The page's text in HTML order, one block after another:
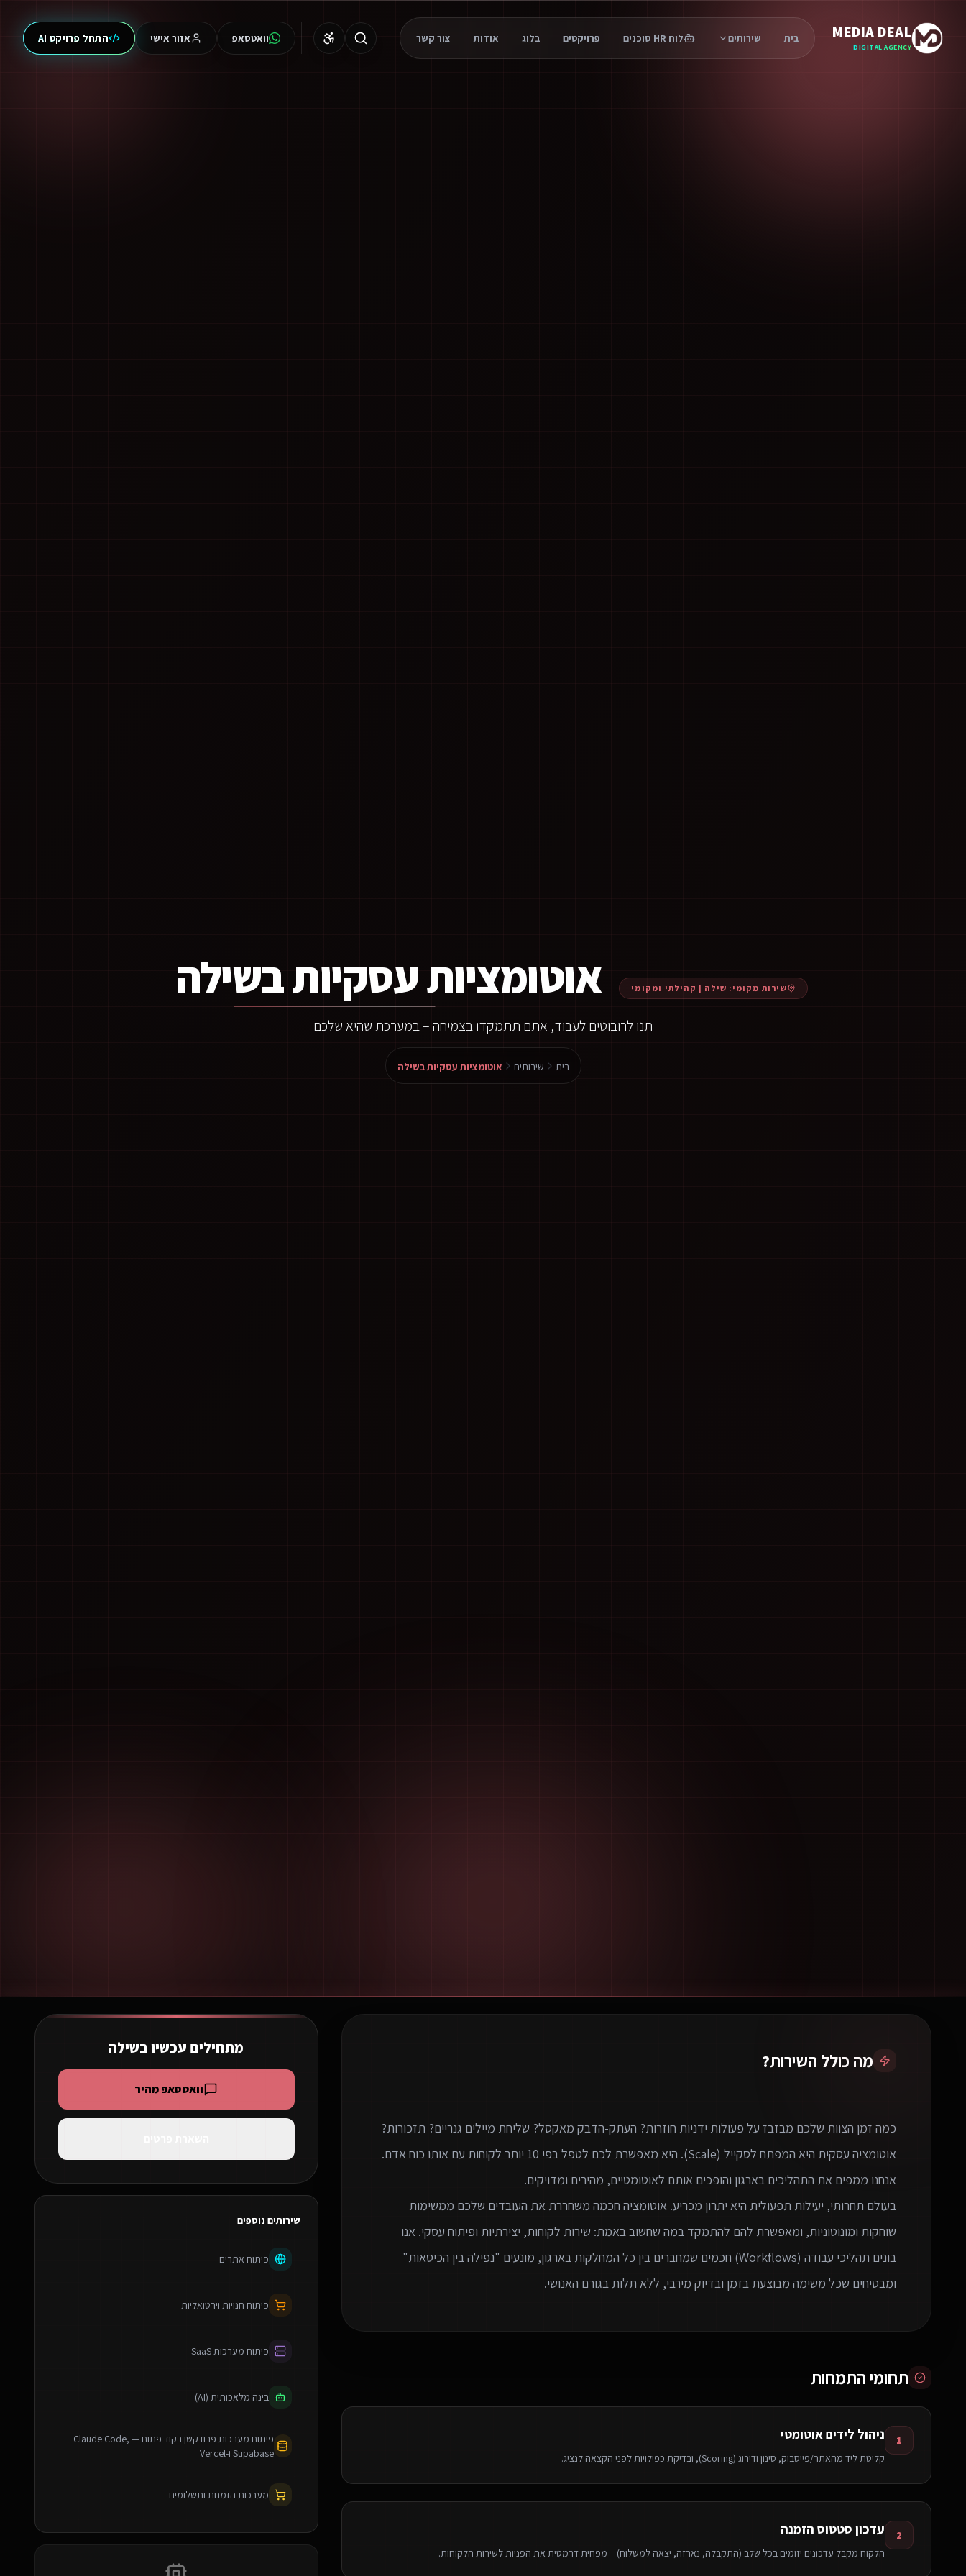
MEDIA DEAL
DIGITAL AGENCY
בית שירותים לוח HR סוכנים פרויקטים בלוג אודות צור קשר וואטסאפ אזור אישי התחל פרויקט AI
שירות מקומי: שילה | קהילתי ומקומי אוטומציות עסקיות בשילה
תנו לרובוטים לעבוד, אתם תתמקדו בצמיחה – במערכת שהיא שלכם
בית שירותים אוטומציות עסקיות בשילה
מה כולל השירות?
בעולם תחרותי, יעילות תפעולית היא יתרון מכריע. אוטומציה חכמה משחררת את העובדים שלכם ממשימות
שוחקות ומונוטוניות, ומאפשרת להם להתמקד במה שחשוב באמת: שירות לקוחות, יצירתיות ופיתוח עסקי. אנו
בונים תהליכי עבודה (Workflows) חכמים שמחברים בין כל המחלקות בארגון, מונעים "נפילה בין הכיסאות"
ומבטיחים שכל משימה מבוצעת בזמן ובדיוק מירבי, ללא תלות בגורם האנושי.
תחומי התמחות
1 ניהול לידים אוטומטי
קליטת ליד מהאתר/פייסבוק, סינון ודירוג (Scoring), ובדיקת כפילויות לפני הקצאה לנציג.
2 עדכון סטטוס הזמנה
הלקוח מקבל עדכונים יזומים בכל שלב (התקבלה, נארזה, יצאה למשלוח) – מפחית דרמטית את הפניות לשירות הלקוחות.
מתחילים עכשיו בשילה
וואטסאפ מהיר
שירותים נוספים
פיתוח אתרים
פיתוח חנויות וירטואליות
פיתוח מערכות SaaS
בינה מלאכותית (AI)
פיתוח מערכות פרודקשן בקוד פתוח — Claude Code,
Supabase ו-Vercel
מערכות הזמנות ותשלומים